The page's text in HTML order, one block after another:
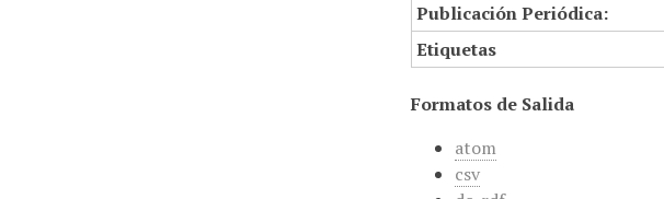
Publicación Periódica:
Etiquetas
Formatos de Salida
atom
csv